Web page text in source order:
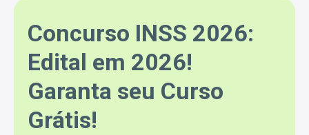
Concurso INSS 2026:
Edital em 2026!
Garanta seu Curso
Grátis!